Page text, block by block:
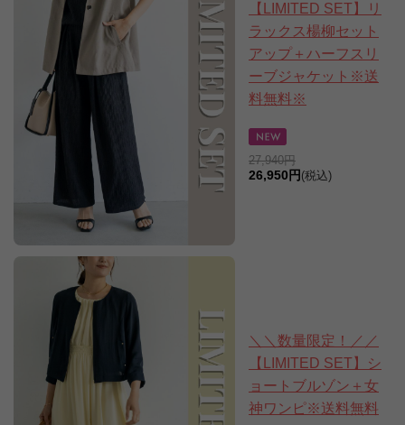
【LIMITED SET】リ
ラックス楊柳セット
アップ＋ハーフスリ
ーブジャケット※送
料無料※
27,940円
26,950円 (税込)
＼＼数量限定！／／
【LIMITED SET】シ
ョートブルゾン＋女
神ワンピ※送料無料